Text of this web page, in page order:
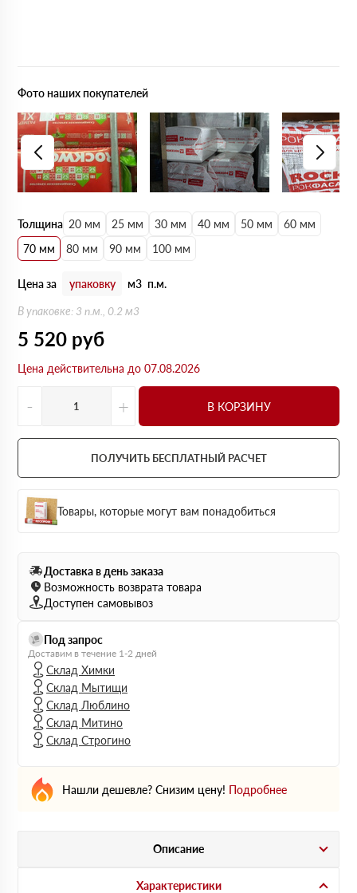
Толщина 20 мм 25 мм 30 мм 40 мм 50 мм
60 мм
70 мм
80 мм 90 мм 100 мм
Цена за упаковку м3 п.м.
В упаковке: 3 п.м., 0.2 м3
5 520 руб
Цена действительна до 07.08.2026
- + В КОРЗИНУ
ПОЛУЧИТЬ БЕСПЛАТНЫЙ РАСЧЕТ
Товары, которые могут вам понадобиться
Доставка в день заказа
Возможность возврата товара
Доступен самовывоз
Под запрос
Доставим в течение 1-2 дней
Склад Химки
Склад Мытищи
Склад Люблино
Склад Митино
Склад Строгино
Нашли дешевле? Снизим цену! Подробнее
Фото наших покупателей
Описание
Характеристики